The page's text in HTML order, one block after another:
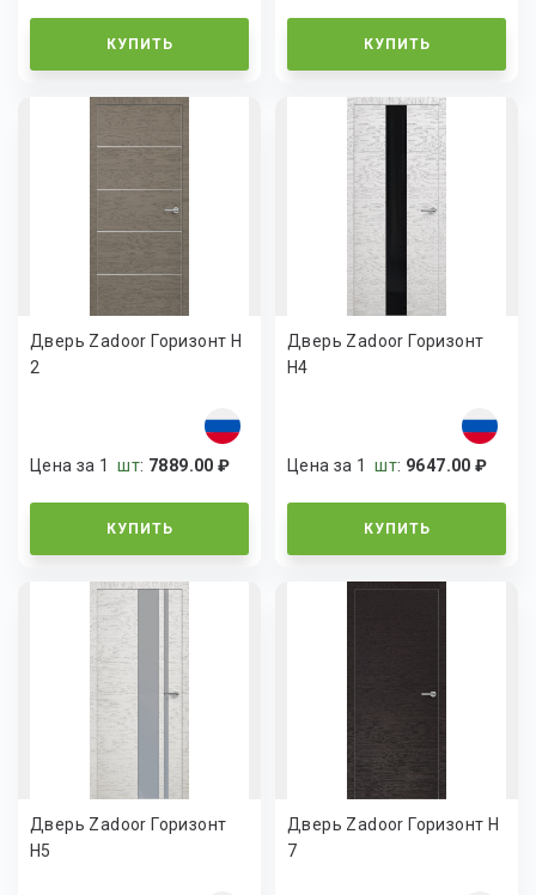
КУПИТЬ КУПИТЬ
Дверь Zadoor Горизонт H
2
Цена за 1шт: 7889.00 ₽
КУПИТЬ
Дверь Zadoor Горизонт
H4
Цена за 1шт: 9647.00 ₽
КУПИТЬ
Дверь Zadoor Горизонт
H5
Дверь Zadoor Горизонт H
7